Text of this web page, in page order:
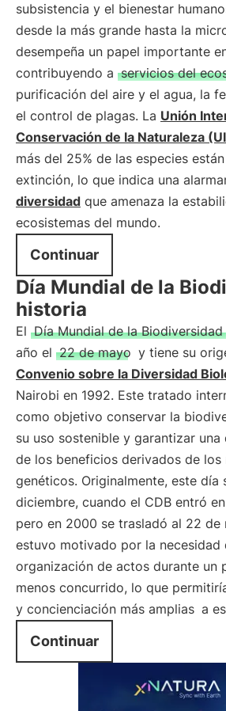
subsistencia y el bienestar
desde la más grande hasta la
desempeña un papel importante
contribuyendo a servicios del
purificación del aire y el agua, la
el control de plagas. La Unión
Conservación de la Naturaleza
más del 25% de las especies
extinción, lo que indica una
diversidad que amenaza la
ecosistemas del mundo.
Continuar
Día Mundial de la
historia
El Día Mundial de la Biodiversidad
año el 22 de mayo y tiene su
Convenio sobre la Diversidad
Nairobi en 1992. Este tratado
como objetivo conservar la
su uso sostenible y garantizar
de los beneficios derivados de los
genéticos. Originalmente, este día
diciembre, cuando el CDB entró
pero en 2000 se trasladó al 22 de
estuvo motivado por la necesidad
organización de actos durante un
menos concurrido, lo que
y concienciación más amplias a
Continuar